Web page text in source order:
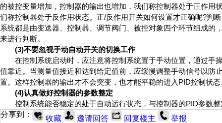
的被控变量增加，控制器的输出也增加，我们称控制器处于正作
们称控制器处于反作用状态。正/反作用开关如何设置才正确呢?判
系统都是由变送器、控制器、调节阀门、被控对象四个环节组成
来进行判断。
(3)不要忽视手动自动开关的切换工作
在控制系统启动时，应注意将控制系统置于手动位置，通过手
值靠近。当测量值接近和达到给定值前，应缓慢调整手动信号以
置。这样控制器的输出才不会突变，也才能平稳的进入PID控制状态
(4)认真做好控制器的参数整定
控制系统能否稳定的处于自动运行状态，与控制器的PID参数整
分享到： 收藏 邀请回答 回复楼主 举报